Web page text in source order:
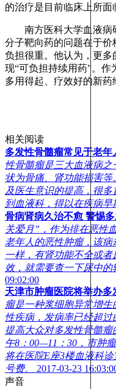
的治疗是目前临床上所面
南方医科大学血液病
分子靶向药的问题在于
负担很重。他认为，更
现“可负担持续用药”。
多用得起、疗效好的新药
相关阅读
多发性骨髓瘤常见于老年
性骨髓瘤是三大血液病
状为骨痛、肾功能损害
及医生意识的提高，很
到血液科，得以在疾病早
骨病肾病久治不愈 警惕
关爱月”，作为排在恶性
老年人的恶性肿瘤，该
一样，有肾功能不全或
效，就需要查一下尿中的
09:02:00
天津市肿瘤医院将举办
瘤是一种浆细胞异常增
性疾病，发病率已经超
提高大众对多发性骨髓瘤
午8：00—11：30，市肿
将在医院E座3楼血液科
号费。
2017-03-23
声音